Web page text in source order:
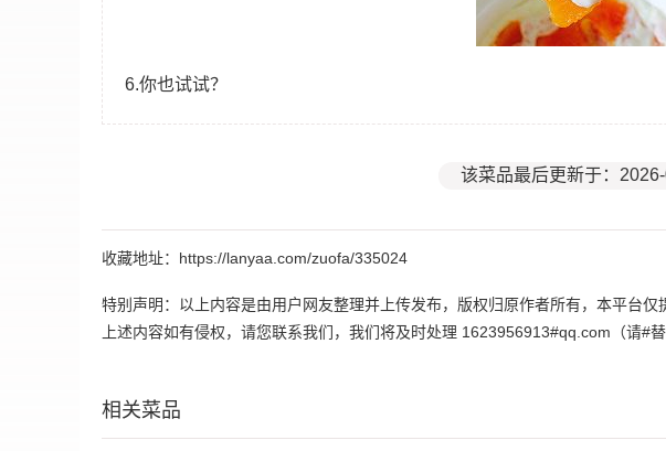
6.你也试试？
该菜品最后更新于：
收藏地址：https://lanyaa.com/zuofa/335024
特别声明：以上内容是由用户网友整理并上传发布，版权归原作者所有，本平台仅
上述内容如有侵权，请您联系我们，我们将及时处理 1623956913#qq.com（请#替
相关菜品